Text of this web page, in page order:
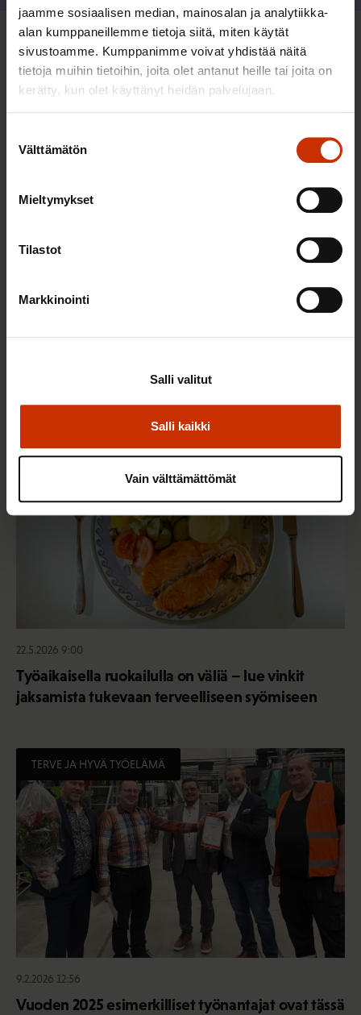
jaamme sosiaalisen median, mainosalan ja analytiikka-
alan kumppaneillemme tietoja siitä, miten käytät
sivustoamme. Kumppanimme voivat yhdistää näitä
tietoja muihin tietoihin, joita olet antanut heille tai joita on
kerätty, kun olet käyttänyt heidän palvelujaan.
valinta
Välttämätön
Mieltymykset
Tilastot
Markkinointi
Salli kaikki
Salli valitut
Vain välttämättömät
Sinua saattaa myös kiinnostaa
22.5.2026 9:00
Työaikaisella ruokailulla on väliä – lue vinkit
jaksamista tukevaan terveelliseen syömiseen
TERVE JA HYVÄ TYÖELÄMÄ
9.2.2026 12:56
Vuoden 2025 esimerkilliset työnantajat ovat tässä